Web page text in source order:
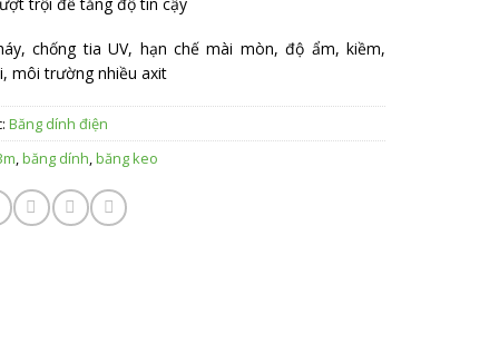
chống tia UV, hạn chế mài mòn, độ ẩm, kiềm,
môi trường nhiều axit
Băng dính điện
,băng dính,băng keo